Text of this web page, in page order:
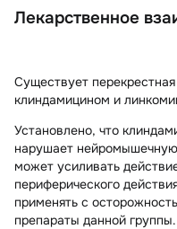
Лекарственное
Существует
клиндамицином и
Установлено, что
нарушает
может усиливать
периферического
применять с
препараты данной группы.